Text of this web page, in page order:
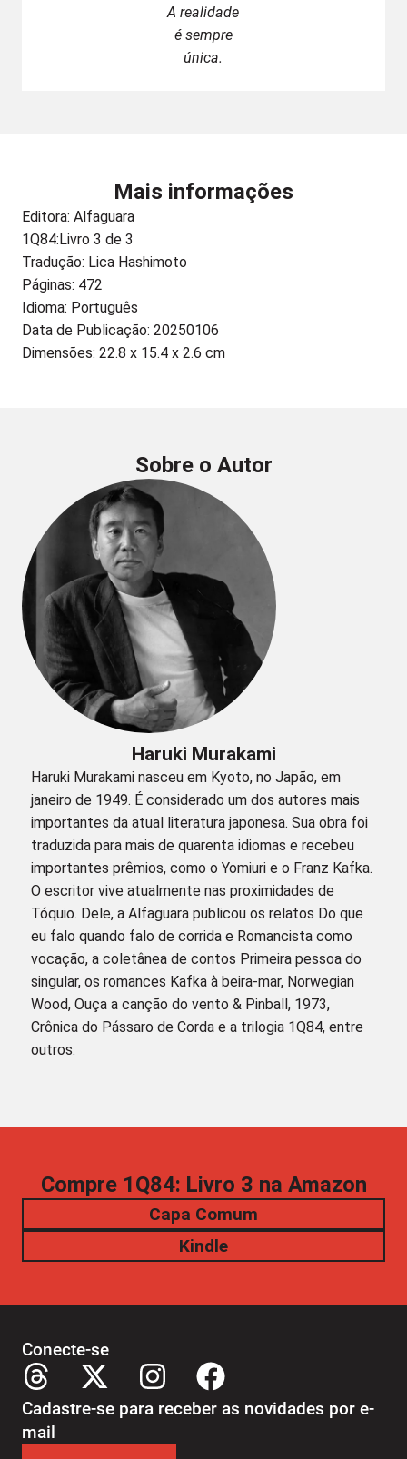
A realidade
é sempre
única.
Mais informações
Editora: Alfaguara
1Q84: Livro 3 de 3
Tradução: Lica Hashimoto
Páginas: 472
Idioma: Português
Data de Publicação: 20250106
Dimensões: 22.8 x 15.4 x 2.6 cm
Sobre o Autor
Haruki Murakami
Haruki Murakami nasceu em Kyoto, no Japão, em
janeiro de 1949. É considerado um dos autores mais
importantes da atual literatura japonesa. Sua obra foi
traduzida para mais de quarenta idiomas e recebeu
importantes prêmios, como o Yomiuri e o Franz Kafka.
O escritor vive atualmente nas proximidades de
Tóquio. Dele, a Alfaguara publicou os relatos Do que
eu falo quando falo de corrida e Romancista como
vocação, a coletânea de contos Primeira pessoa do
singular, os romances Kafka à beira-mar, Norwegian
Wood, Ouça a canção do vento & Pinball, 1973,
Crônica do Pássaro de Corda e a trilogia 1Q84, entre
outros.
Compre 1Q84: Livro 3 na Amazon
Capa Comum
Kindle
Conecte-se
Cadastre-se para receber as novidades por e-
mail